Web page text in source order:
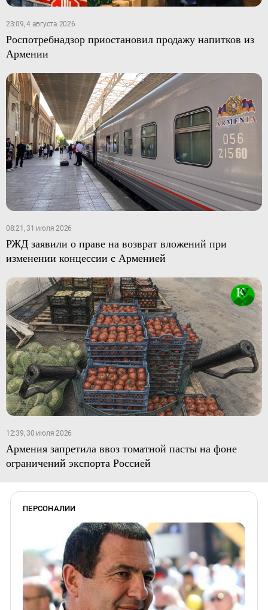
23:09, 4 августа 2026
Роспотребнадзор приостановил продажу напитков из
Армении
08:21, 31 июля 2026
РЖД заявили о праве на возврат вложений при
изменении концессии с Арменией
12:39, 30 июля 2026
Армения запретила ввоз томатной пасты на фоне
ограничений экспорта Россией
ПЕРСОНАЛИИ